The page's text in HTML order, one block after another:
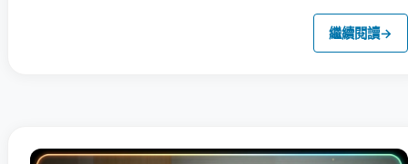
繼續閱讀→